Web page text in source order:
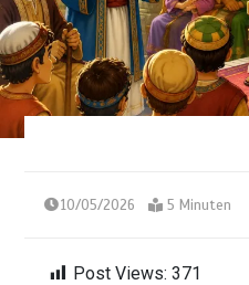
10/05/2026 5 Minuten
Post Views: 371